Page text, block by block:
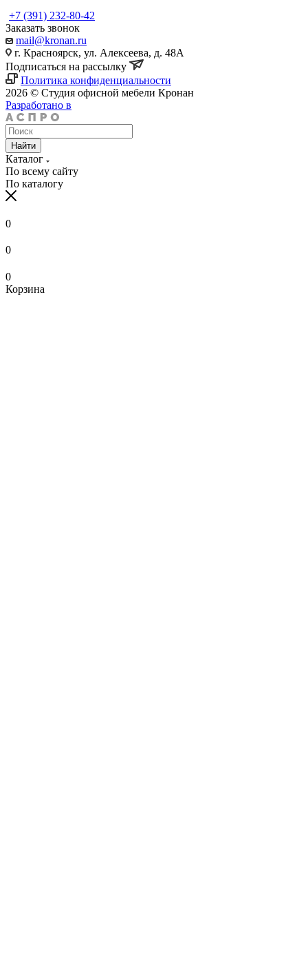
+7 (391) 232-80-42
Заказать звонок
mail@kronan.ru
г. Красноярск, ул. Алексеева, д. 48А
Подписаться на рассылку
Политика конфиденциальности
2026 © Студия офисной мебели Кронан
Разработано в
Найти
Каталог
По всему сайту
По каталогу
0
0
0
Корзина